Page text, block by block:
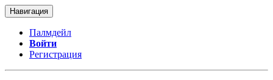
Навигация
Палмдейл
Войти
Регистрация